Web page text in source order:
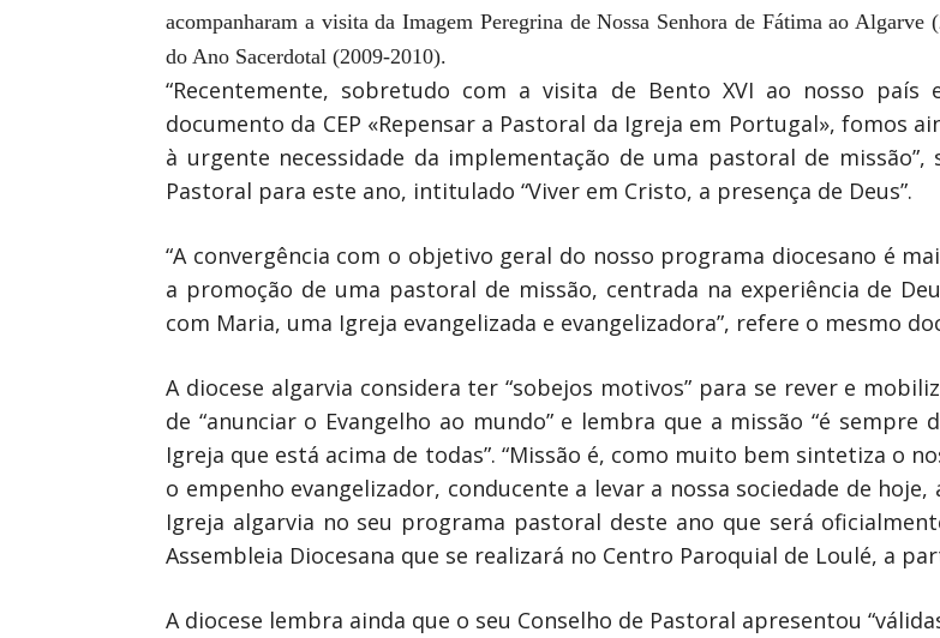
acompanharam a visita da Imagem Peregrina de Nossa Senhora de Fátima ao
do Ano Sacerdotal (2009-2010).
“Recentemente, sobretudo com a visita de Bento XVI ao nosso
documento da CEP «Repensar a Pastoral da Igreja em Portugal», fomos
à urgente necessidade da implementação de uma pastoral de
Pastoral para este ano, intitulado “Viver em Cristo, a presença de Deus”.
“A convergência com o objetivo geral do nosso programa diocesano é
a promoção de uma pastoral de missão, centrada na experiência de
com Maria, uma Igreja evangelizada e evangelizadora”, refere o mesmo
A diocese algarvia considera ter “sobejos motivos” para se rever e
de “anunciar o Evangelho ao mundo” e lembra que a missão “é
Igreja que está acima de todas”. “Missão é, como muito bem sintetiza o
o empenho evangelizador, conducente a levar a nossa sociedade de
Igreja algarvia no seu programa pastoral deste ano que será
Assembleia Diocesana que se realizará no Centro Paroquial de Loulé, a
A diocese lembra ainda que o seu Conselho de Pastoral apresentou